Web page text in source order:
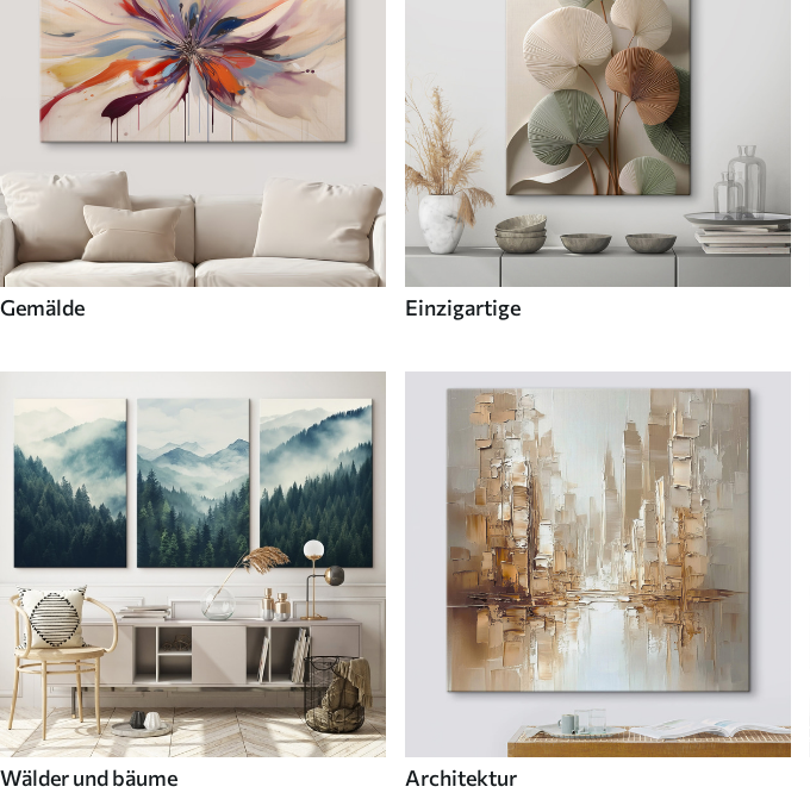
Gemälde Einzigartige
Wälder und bäume Architektur